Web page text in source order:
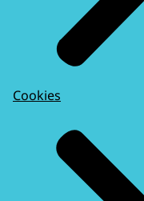
Cookies